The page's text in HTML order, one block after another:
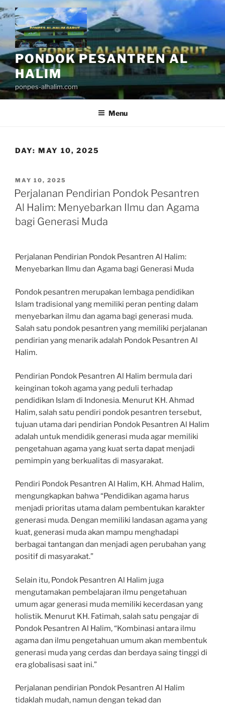
Skip
to
content
PONDOK PESANTREN AL
HALIM
ponpes-alhalim.com
Menu
DAY: MAY 10, 2025
POSTED
ON
MAY 10, 2025
Perjalanan Pendirian Pondok Pesantren
Al Halim: Menyebarkan Ilmu dan Agama
bagi Generasi Muda
Perjalanan Pendirian Pondok Pesantren Al Halim:
Menyebarkan Ilmu dan Agama bagi Generasi Muda
Pondok pesantren merupakan lembaga pendidikan
Islam tradisional yang memiliki peran penting dalam
menyebarkan ilmu dan agama bagi generasi muda.
Salah satu pondok pesantren yang memiliki perjalanan
pendirian yang menarik adalah Pondok Pesantren Al
Halim.
Pendirian Pondok Pesantren Al Halim bermula dari
keinginan tokoh agama yang peduli terhadap
pendidikan Islam di Indonesia. Menurut KH. Ahmad
Halim, salah satu pendiri pondok pesantren tersebut,
tujuan utama dari pendirian Pondok Pesantren Al Halim
adalah untuk mendidik generasi muda agar memiliki
pengetahuan agama yang kuat serta dapat menjadi
pemimpin yang berkualitas di masyarakat.
Pendiri Pondok Pesantren Al Halim, KH. Ahmad Halim,
mengungkapkan bahwa “Pendidikan agama harus
menjadi prioritas utama dalam pembentukan karakter
generasi muda. Dengan memiliki landasan agama yang
kuat, generasi muda akan mampu menghadapi
berbagai tantangan dan menjadi agen perubahan yang
positif di masyarakat.”
Selain itu, Pondok Pesantren Al Halim juga
mengutamakan pembelajaran ilmu pengetahuan
umum agar generasi muda memiliki kecerdasan yang
holistik. Menurut KH. Fatimah, salah satu pengajar di
Pondok Pesantren Al Halim, “Kombinasi antara ilmu
agama dan ilmu pengetahuan umum akan membentuk
generasi muda yang cerdas dan berdaya saing tinggi di
era globalisasi saat ini.”
Perjalanan pendirian Pondok Pesantren Al Halim
tidaklah mudah, namun dengan tekad dan